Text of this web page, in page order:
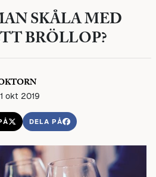
SKÅLA MED
BRÖLLOP?
okt 2019
DELA PÅ